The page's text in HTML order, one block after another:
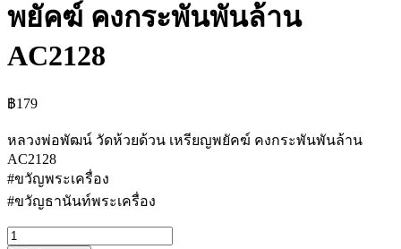
พยัคฆ์ คงกระพันพันล้าน
AC2128
฿179
หลวงพ่อพัฒน์ วัดห้วยด้วน เหรียญพยัคฆ์ คงกระพันพันล้าน
AC2128
#ขวัญพระเครื่อง
#ขวัญธานันท์พระเครื่อง
จำนวน